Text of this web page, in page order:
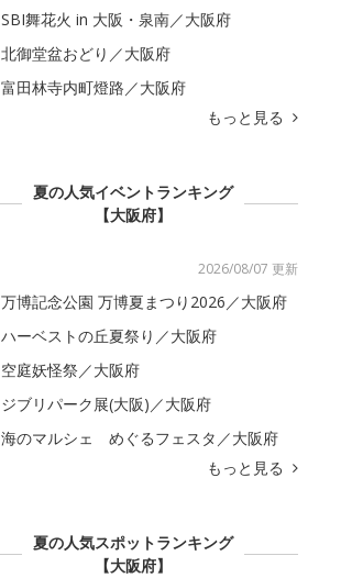
SBI舞花火 in 大阪・泉南／大阪府
北御堂盆おどり／大阪府
富田林寺内町燈路／大阪府
もっと見る
夏の人気イベントランキング
【大阪府】
2026/08/07 更新
万博記念公園 万博夏まつり2026／大阪府
ハーベストの丘夏祭り／大阪府
空庭妖怪祭／大阪府
ジブリパーク展(大阪)／大阪府
海のマルシェ めぐるフェスタ／大阪府
もっと見る
夏の人気スポットランキング
【大阪府】